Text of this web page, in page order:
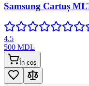
Samsung Cartuș
4.5
500 MDL
În coș